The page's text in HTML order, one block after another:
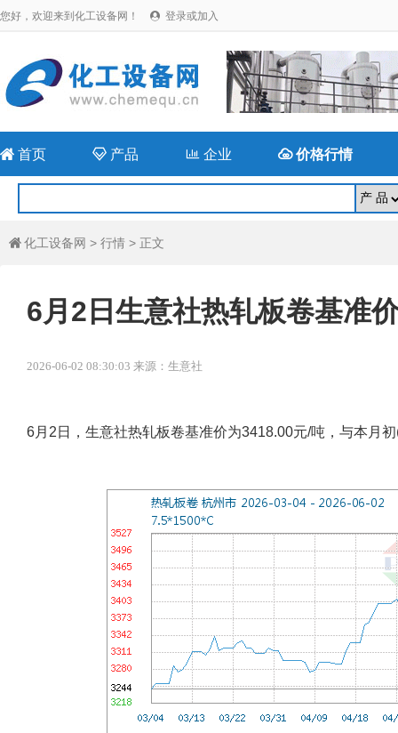
您好，欢迎来到化工设备网！  登录或加入
 首页  产品 企业 价格行情
 化工设备网 > 行情 > 正文
6月2日生意社热轧板卷基准
2026-06-02 08:30:03 来源：生意社
6月2日，生意社热轧板卷基准价为3418.00元/吨，与本月